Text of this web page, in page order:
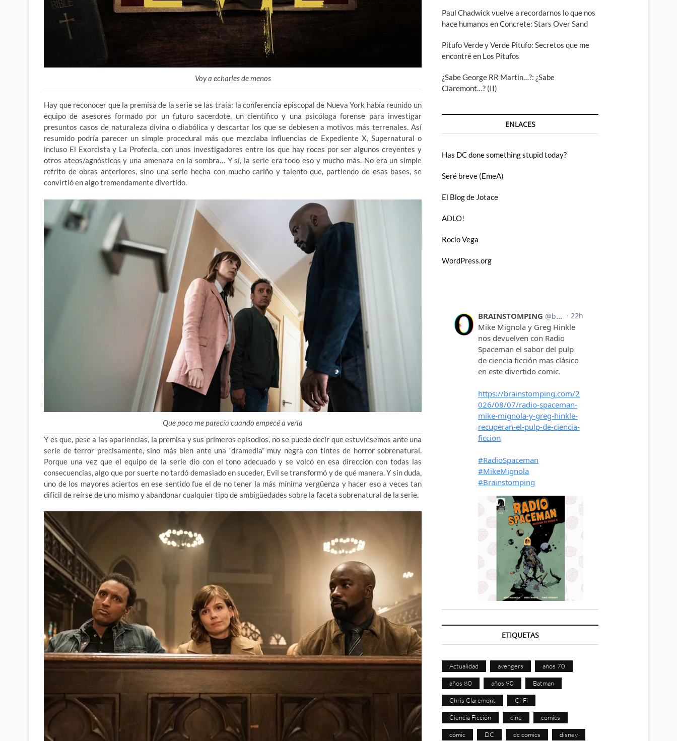
Voy a echarles de menos
Hay que reconocer que la premisa de la serie se las traía: la conferencia episcopal de Nueva York había reunido un
equipo de asesores formado por un futuro sacerdote, un científico y una psicóloga forense para investigar
presuntos casos de naturaleza divina o diabólica y descartar los que se debiesen a motivos más terrenales. Así
resumido podría parecer un simple procedural más que mezclaba influencias de Expediente X, Supernatural o
incluso El Exorcista y La Profecía, con unos investigadores entre los que hay roces por ser algunos creyentes y
otros ateos/agnósticos y una amenaza en la sombra… Y sí, la serie era todo eso y mucho más. No era un simple
refrito de obras anteriores, sino una serie hecha con mucho cariño y talento que, partiendo de esas bases, se
convirtió en algo tremendamente divertido.
Que poco me parecía cuando empecé a verla
Y es que, pese a las apariencias, la premisa y sus primeros episodios, no se puede decir que estuviésemos ante una
serie de terror precisamente, sino más bien ante una “dramedia” muy negra con tintes de horror sobrenatural.
Porque una vez que el equipo de la serie dio con el tono adecuado y se volcó en esa dirección con todas las
consecuencias, algo que por suerte no tardó demasiado en suceder, Evil se transformó y de qué manera. Y sin duda,
uno de los mayores aciertos en ese sentido fue el de no tener la más mínima vergüenza y hacer eso a veces tan
difícil de reírse de uno mismo y abandonar cualquier tipo de ambigüedades sobre la faceta sobrenatural de la serie.
Paul Chadwick vuelve a recordarnos lo que nos
hace humanos en Concrete: Stars Over Sand
Pitufo Verde y Verde Pitufo: Secretos que me
encontré en Los Pitufos
¿Sabe George RR Martin…?: ¿Sabe
Claremont…? (II)
ENLACES
Has DC done something stupid today?
Seré breve (EmeA)
El Blog de Jotace
ADLO!
Rocío Vega
WordPress.org
ETIQUETAS
Actualidad avengers años 70
años 80 años 90 Batman
Chris Claremont Ci-Fi
Ciencia Ficción cine comics
cómic DC dc comics disney